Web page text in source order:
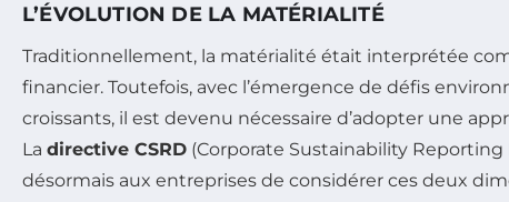
L’ÉVOLUTION DE LA MATÉRIALITÉ
Traditionnellement, la matérialité était interprétée
financier. Toutefois, avec l’émergence de défis
croissants, il est devenu nécessaire d’adopter une
La directive CSRD (Corporate Sustainability
désormais aux entreprises de considérer ces deux